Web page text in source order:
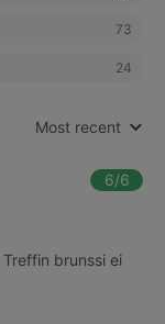
73
24
Most recent
6/6
brunssi ei